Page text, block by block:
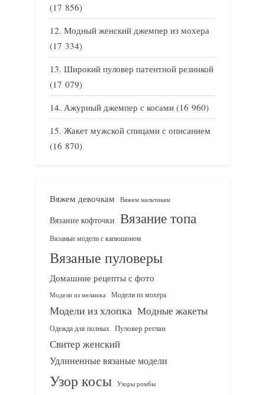
(17 856)
Модный женский джемпер из мохера
(17 334)
Широкий пуловер патентной резинкой
(17 079)
Ажурный джемпер с косами (16 960)
Жакет мужской спицами с описанием
(16 870)
Вяжем девочкам Вяжем мальчикам
Вязание кофточки Вязание топа
Вязаные модели с капюшоном
Вязаные пуловеры
Домашние рецепты с фото
Модели из меланжа Модели из мохера
Модели из хлопка Модные жакеты
Одежда для полных Пуловер реглан
Свитер женский
Удлиненные вязаные модели
Узор косы Узоры ромбы